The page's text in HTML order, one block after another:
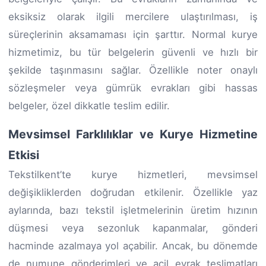
eksiksiz olarak ilgili mercilere ulaştırılması, iş
süreçlerinin aksamaması için şarttır. Normal kurye
hizmetimiz, bu tür belgelerin güvenli ve hızlı bir
şekilde taşınmasını sağlar. Özellikle noter onaylı
sözleşmeler veya gümrük evrakları gibi hassas
belgeler, özel dikkatle teslim edilir.
Mevsimsel Farklılıklar ve Kurye Hizmetine
Etkisi
Tekstilkent’te kurye hizmetleri, mevsimsel
değişikliklerden doğrudan etkilenir. Özellikle yaz
aylarında, bazı tekstil işletmelerinin üretim hızının
düşmesi veya sezonluk kapanmalar, gönderi
hacminde azalmaya yol açabilir. Ancak, bu dönemde
de numune gönderimleri ve acil evrak teslimatları